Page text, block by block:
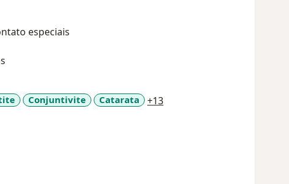
especiais
Conjuntivite Catarata +13a11y_sr_more_diseases